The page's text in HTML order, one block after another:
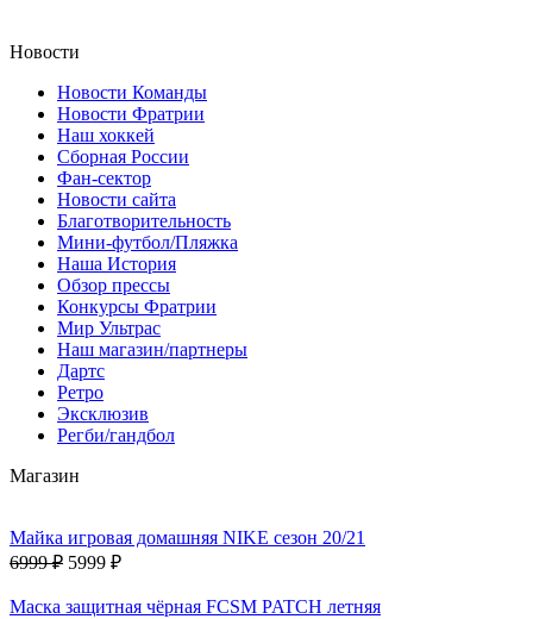
Новости
Новости Команды
Новости Фратрии
Наш хоккей
Сборная России
Фан-cектор
Новости сайта
Благотворительность
Мини-футбол/Пляжка
Наша История
Обзор прессы
Конкурсы Фратрии
Мир Ультрас
Наш магазин/партнеры
Дартс
Ретро
Эксклюзив
Регби/гандбол
Магазин
Майка игровая домашняя NIKE сезон 20/21
6999 ₽ 5999 ₽
Маска защитная чёрная FCSM PATCH летняя